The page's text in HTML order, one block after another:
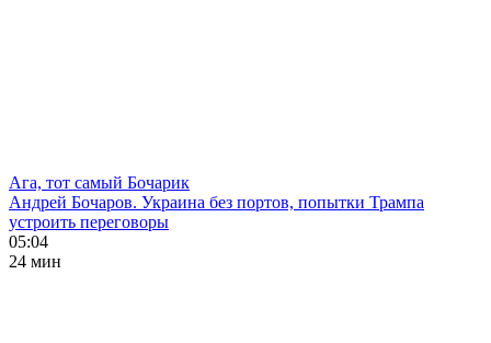
Ага, тот самый Бочарик
Андрей Бочаров. Украина без портов, попытки Трампа
устроить переговоры
05:04
24 мин